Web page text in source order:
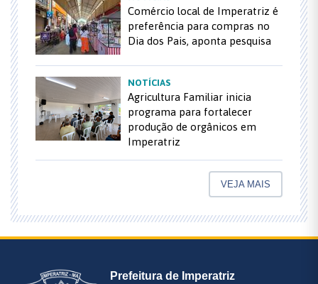
Comércio local de Imperatriz é
preferência para compras no
Dia dos Pais, aponta pesquisa
NOTÍCIAS
Agricultura Familiar inicia
programa para fortalecer
produção de orgânicos em
Imperatriz
VEJA MAIS
Prefeitura de Imperatriz